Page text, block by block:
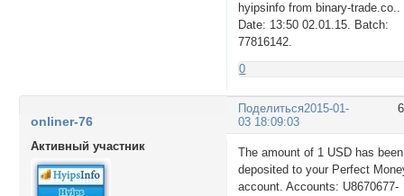
hyipsinfo from binary-trade.co..
Date: 13:50 02.01.15. Batch:
77816142.
0
Поделиться2015-01-
03 18:09:03
onliner-76
Активный участник
The amount of 1 USD has been
deposited to your Perfect
account. Accounts: U8670677-